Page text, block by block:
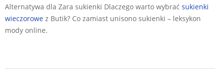
Alternatywa dla Zara sukienki Dlaczego warto wybrać sukienki
wieczorowe z Butik? Co zamiast unisono sukienki – leksykon
mody online.